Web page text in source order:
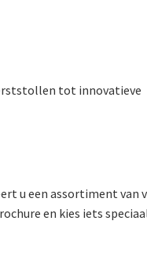
tot innovatieve
u een assortiment van
en kies iets